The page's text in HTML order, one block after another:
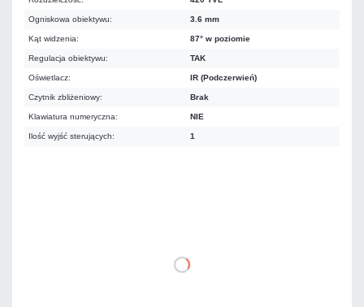
Ogniskowa obiektywu: 3.6 mm
Kąt widzenia: 87° w poziomie
Regulacja obiektywu: TAK
Oświetlacz: IR (Podczerwień)
Czytnik zbliżeniowy: Brak
Klawiatura numeryczna: NIE
Ilość wyjść sterujących: 1
DO KOSZYKA